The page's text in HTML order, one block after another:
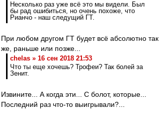
Несколько раз уже всё это мы видели. Был
бы рад ошибиться, но очень похоже, что
Рианчо - наш следущий ГТ.
При любом другом ГТ будет всё абсолютно так
же, раньше или позже...
chelas » 16 сен 2018 21:53
Что ты еще хочешь? Трофеи? Так болей за
Зенит.
Извините... А когда эти... С болот, которые...
Последний раз что-то выигрывали?...